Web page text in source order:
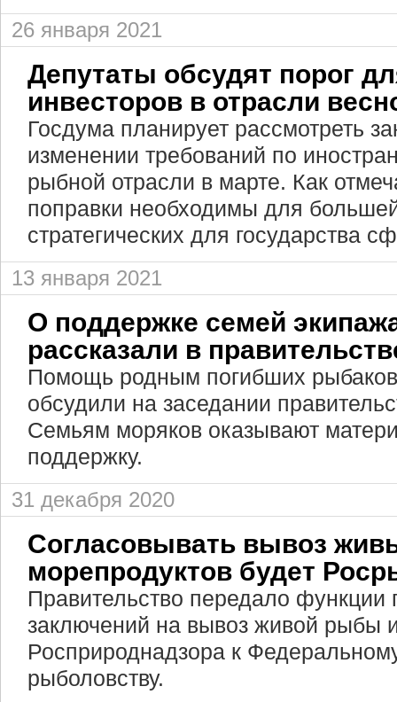
26 января 2021
Депутаты обсудят порог
инвесторов в отрасли
Госдума планирует рассмотреть
изменении требований по
рыбной отрасли в марте. Как
поправки необходимы для
стратегических для государства
13 января 2021
О поддержке семей
рассказали в
Помощь родным погибших
обсудили на заседании
Семьям моряков оказывают
поддержку.
31 декабря 2020
Согласовывать вывоз
морепродуктов будет
Правительство передало функции
заключений на вывоз живой рыбы
Росприроднадзора к
рыболовству.